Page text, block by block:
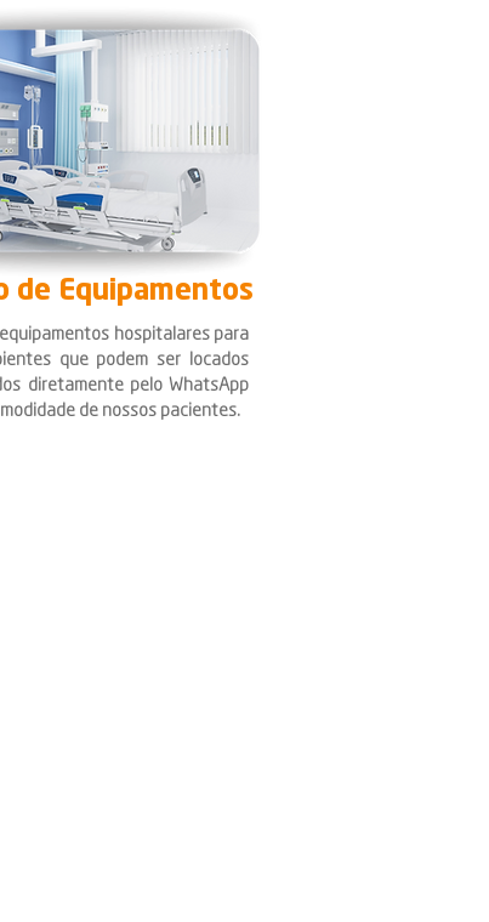
de Equipamentos
hospitalares para
que podem ser locados
diretamente pelo WhatsApp
de nossos pacientes.